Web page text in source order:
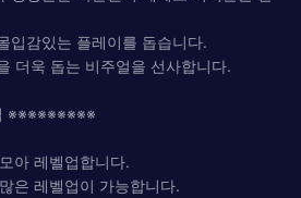
입감있는 플레이를 돕습니다.
더욱 돕는 비주얼을 선사합니다.
※※※※※※※※※
아 레벨업합니다.
은 레벨업이 가능합니다.